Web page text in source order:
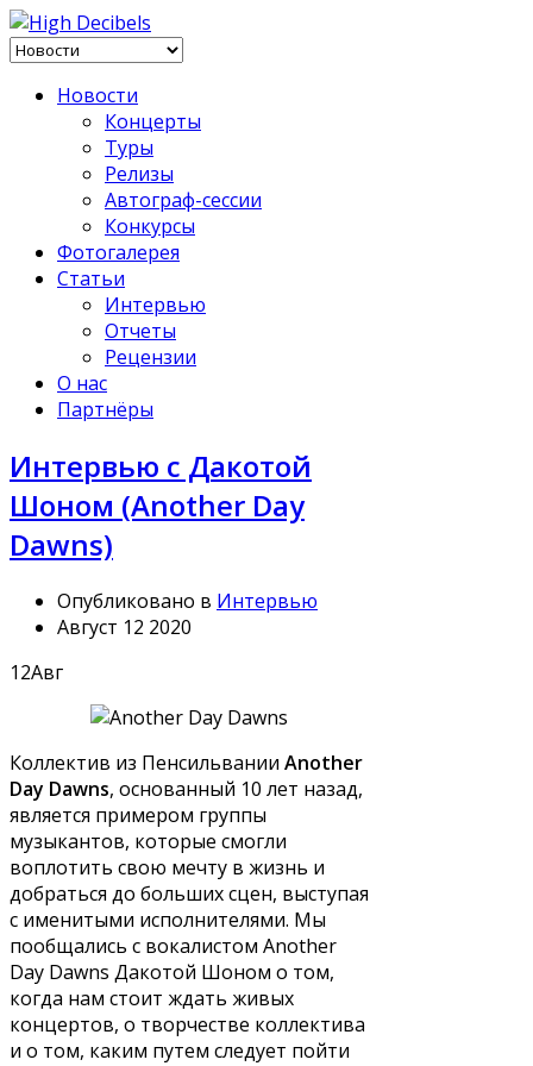
Новости
Концерты
Туры
Релизы
Автограф-сессии
Конкурсы
Фотогалерея
Статьи
Интервью
Отчеты
Рецензии
О нас
Партнёры
Интервью с Дакотой
Шоном (Another Day
Dawns)
Опубликовано в Интервью
Август 12 2020
12Авг
Коллектив из Пенсильвании Another
Day Dawns, основанный 10 лет назад,
является примером группы
музыкантов, которые смогли
воплотить свою мечту в жизнь и
добраться до больших сцен, выступая
с именитыми исполнителями. Мы
пообщались с вокалистом Another
Day Dawns Дакотой Шоном о том,
когда нам стоит ждать живых
концертов, о творчестве коллектива
и о том, каким путем следует пойти